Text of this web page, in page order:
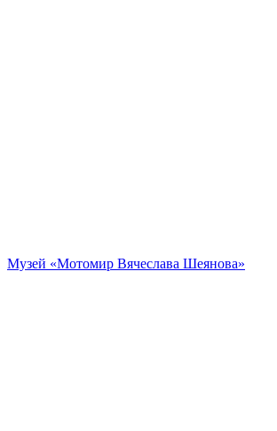
Музей «Мотомир Вячеслава Шеянова»